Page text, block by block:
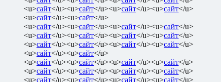
<u>сайт</u><u>сайт</u><u>сайт</u><u>сайт</u>
<u>сайт</u><u>сайт</u>
<u>сайт</u><u>сайт</u><u>сайт</u><u>сайт</u>
<u>сайт</u><u>сайт</u><u>сайт</u><u>сайт</u>
<u>сайт</u><u>сайт</u><u>сайт</u><u>сайт</u>
<u>сайт</u><u>сайт</u>
<u>сайт</u><u>сайт</u><u>сайт</u><u>сайт</u>
<u>сайт</u><u>сайт</u><u>сайт</u><u>сайт</u>
<u>сайт</u><u>сайт</u><u>сайт</u><u>сайт</u>